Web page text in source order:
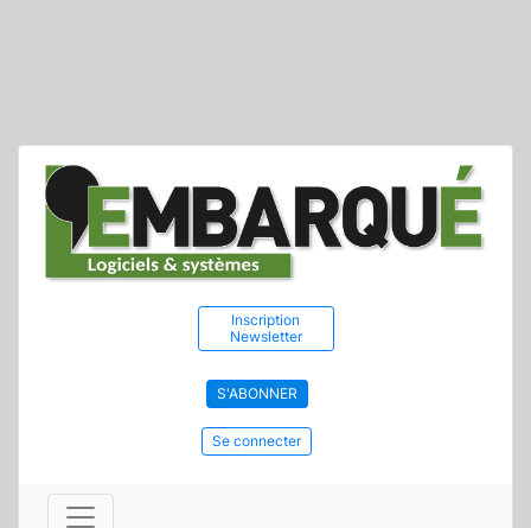
Inscription
Newsletter
S'ABONNER
Se connecter